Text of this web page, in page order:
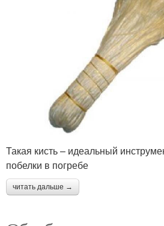
Такая кисть – идеальный
побелки в погребе
читать дальше →